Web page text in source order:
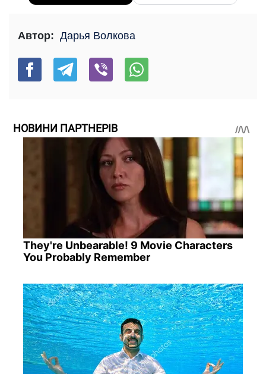
Автор: Дарья Волкова
НОВИНИ ПАРТНЕРІВ
They're Unbearable! 9 Movie Characters
You Probably Remember